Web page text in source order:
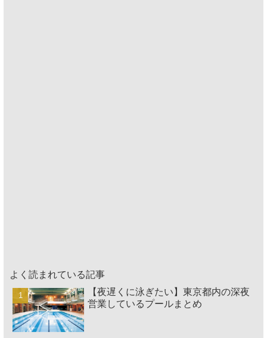
よく読まれている記事
【夜遅くに泳ぎたい】東京都内の深夜
営業しているプールまとめ